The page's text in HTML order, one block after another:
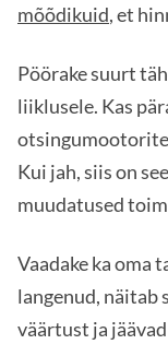
mõõdikuid, et
Pöörake suurt
liiklusele. Kas
Kui jah, siis on
muudatused
Vaadake ka oma
langenud, näitab
väärtust ja